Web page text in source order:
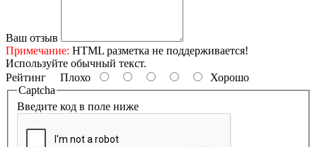
Ваш отзыв
Примечание: HTML разметка не поддерживается!
Используйте обычный текст.
Рейтинг Плохо
Хорошо
Captcha
Введите код в поле ниже